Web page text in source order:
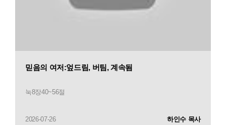
믿음의 여저:엎드림, 버팀, 계속됨
눅8장40~56절
2026-07-26 하인수 목사